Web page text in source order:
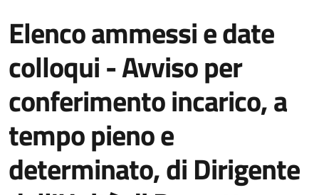
Elenco ammessi e date
colloqui - Avviso per
conferimento incarico, a
tempo pieno e
determinato, di Dirigente